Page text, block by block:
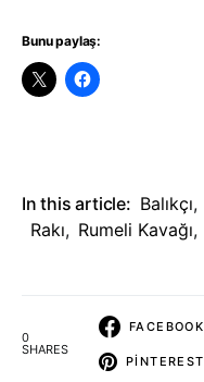
Bunu paylaş:
In this article: Balıkçı,
Rakı, Rumeli Kavağı,
0
SHARES
FACEBOOK
PINTEREST